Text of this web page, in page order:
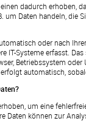
dadurch erhoben,
um Daten handeln, die
oder nach
IT-Systeme erfasst.
Betriebssystem
automatisch,
um eine
Daten können zur